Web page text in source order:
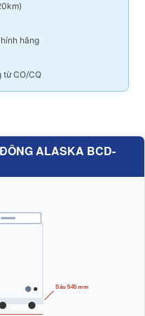
hãng
từ CO/CQ
ALASKA BCD-
Sâu 545 mm